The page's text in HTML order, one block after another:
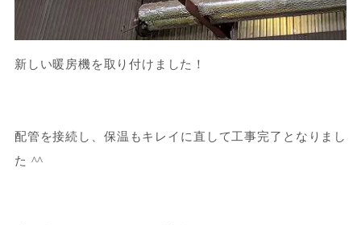
新しい暖房機を取り付けました！
配管を接続し、保温もキレイに直して工事完了となりまし
た ^^